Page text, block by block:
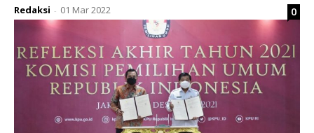
Redaksi - 01 Mar 2022 0